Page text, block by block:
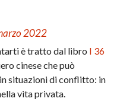
2022
è tratto dal libro I 36
cinese che può
situazioni di conflitto: in
vita privata.